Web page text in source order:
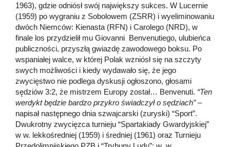
1963), gdzie odniósł swój największy sukces. W Lucernie
(1959) po wygraniu z Sobolowem (ZSRR) i wyeliminowaniu
dwóch Niemców: Kienasta (RFN) i Carolego (NRD), w
finale los przydzielił mu Giovanni Benvenutiego, ulubieńca
publiczności, przyszłą gwiazdę zawodowego boksu. Po
wspaniałej walce, w której Polak wzniósł się na szczyty
swych możliwości i kiedy wydawało się, że jego
zwycięstwo nie podlega dyskusji ogłoszono, głosami
sędziów 3:2, że mistrzem Europy został… Benvenuti. “Ten
werdykt będzie bardzo przykro świadczył o sędziach”–
napisał następnego dnia szwajcarski (zuryski) “Sport”.
Dwukrotny zwycięzca turnieju “Spartakiady Gwardyjskiej”
w w. lekkośredniej (1959) i średniej (1961) oraz Turnieju